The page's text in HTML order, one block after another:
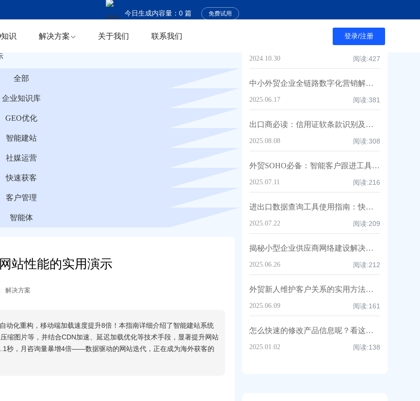
今日生成内容量： 0篇
今日商机捕获： 0条
免费试用
识 解决方案 关于我们 联系我们 登录/注册
样品确认后是否能严格按照样品生产？探讨外贸生产的关键
2024.10.30 阅读:427
中小外贸企业全链路数字化营销解决方案
2025.06.17 阅读:381
出口商必读：信用证软条款识别及应对分析
2025.08.08 阅读:308
外贸SOHO必备：智能客户跟进工具全方位解析与高效配置指南
2025.07.11 阅读:216
进出口数据查询工具使用指南：快速获取市场情报，提升外贸决策效率
2025.07.22 阅读:209
揭秘小型企业供应商网络建设解决方案，降低单一供应链依赖风险！
2025.06.26 阅读:212
外贸新人维护客户关系的实用方法与策略大分享！
2025.06.09 阅读:161
怎么快速的修改产品信息呢？看这篇就够了！
2025.01.02 阅读:138
全部
企业知识库
GEO优化
智能建站
社媒运营
快速获客
客户管理
智能体
站性能的实用演示
解决方案
动化重构，移动端加载速度提升8倍！本指南详细介绍了智能建站系统
缩图片等，并结合CDN加速、延迟加载优化等技术手段，显著提升网站
秒，月咨询量暴增4倍——数据驱动的网站迭代，正在成为海外获客的